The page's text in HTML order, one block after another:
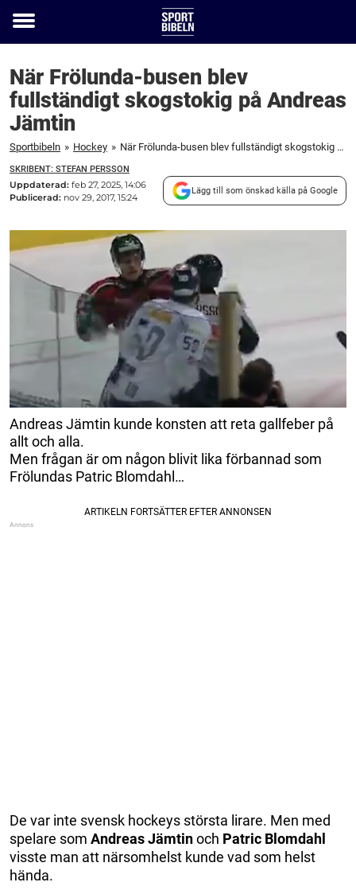
Toggle
När Frölunda-busen blev
fullständigt skogstokig på Andreas
Jämtin
Sportbibeln » Hockey » När Frölunda-busen blev fullständigt skogstokig på Andreas Jämtin
SKRIBENT: STEFAN PERSSON
Uppdaterad: feb 27, 2025, 14:06
Publicerad: nov 29, 2017, 15:24
Lägg till som önskad källa på Google
Andreas Jämtin kunde konsten att reta gallfeber på
allt och alla.
Men frågan är om någon blivit lika förbannad som
Frölundas Patric Blomdahl…
De var inte svensk hockeys största lirare. Men med
spelare som Andreas Jämtinoch Patric Blomdahl
visste man att närsomhelst kunde vad som helst
hända.